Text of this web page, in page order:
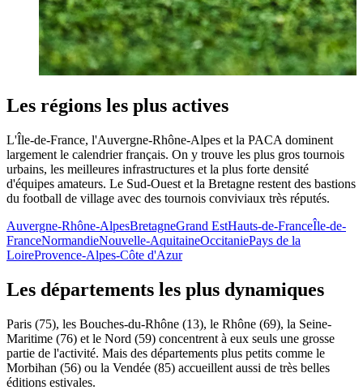
Les régions les plus actives
L'Île-de-France, l'Auvergne-Rhône-Alpes et la PACA dominent
largement le calendrier français. On y trouve les plus gros tournois
urbains, les meilleures infrastructures et la plus forte densité
d'équipes amateurs. Le Sud-Ouest et la Bretagne restent des bastions
du football de village avec des tournois conviviaux très réputés.
Auvergne-Rhône-AlpesBretagneGrand EstHauts-de-FranceÎle-de-
FranceNormandieNouvelle-AquitaineOccitaniePays de la
LoireProvence-Alpes-Côte d'Azur
Les départements les plus dynamiques
Paris (75), les Bouches-du-Rhône (13), le Rhône (69), la Seine-
Maritime (76) et le Nord (59) concentrent à eux seuls une grosse
partie de l'activité. Mais des départements plus petits comme le
Morbihan (56) ou la Vendée (85) accueillent aussi de très belles
éditions estivales.